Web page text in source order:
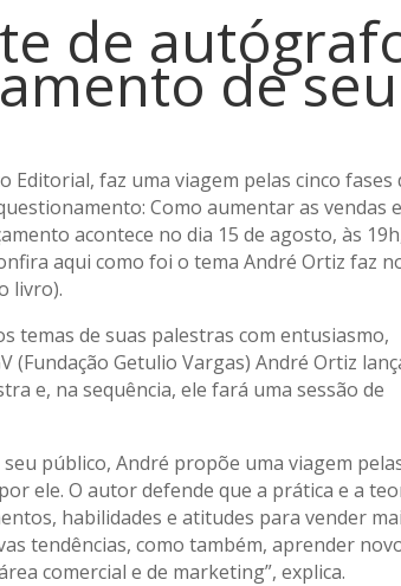
de
de seu
Editorial, faz uma viagem pelas cinco fases
Como aumentar as vendas
acontece no dia 15 de agosto, às
aqui como foi o tema André Ortiz faz
livro).
temas de suas palestras com entusiasmo,
(Fundação Getulio Vargas) André Ortiz
e, na sequência, ele fará uma sessão de
público, André propõe uma viagem
ele. O autor defende que a prática e a
habilidades e atitudes para vender
tendências, como também, aprender
comercial e de marketing”, explica.